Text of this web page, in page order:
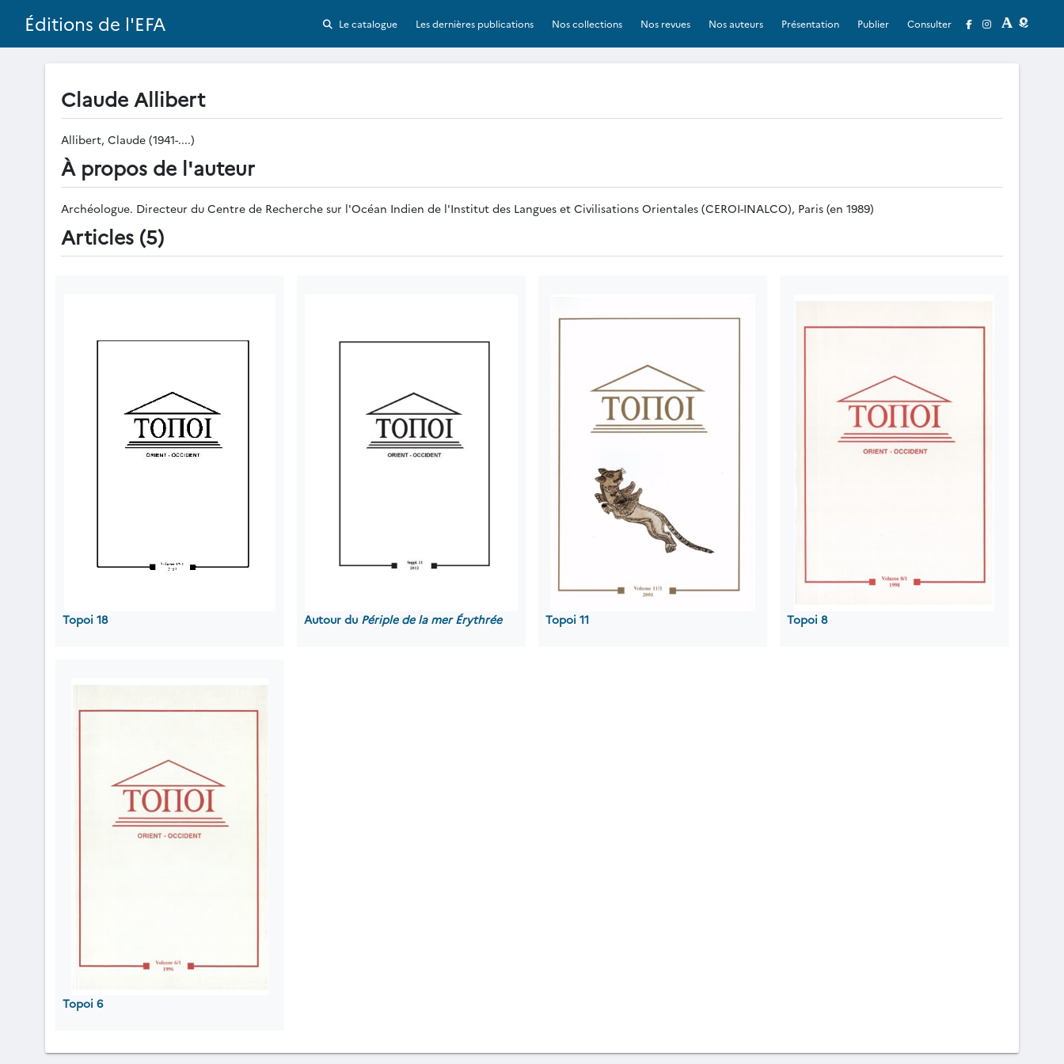
Éditions de l'EFA Le catalogue Les dernières publications Nos collections Nos revues Nos auteurs Présentation Publier Consulter
Claude Allibert
Allibert, Claude (1941-....)
À propos de l'auteur
Archéologue. Directeur du Centre de Recherche sur l'Océan Indien de l'Institut des Langues et Civilisations Orientales (CEROI-INALCO), Paris (en 1989)
Articles (5)
Topoi 18 Autour du Périple de la mer Érythrée Topoi 11 Topoi 8
Topoi 6